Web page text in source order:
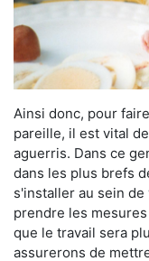
Ainsi donc, pour
pareille, il est vital
aguerris. Dans ce
dans les plus brefs
s'installer au sein
prendre les
que le travail sera
assurerons de